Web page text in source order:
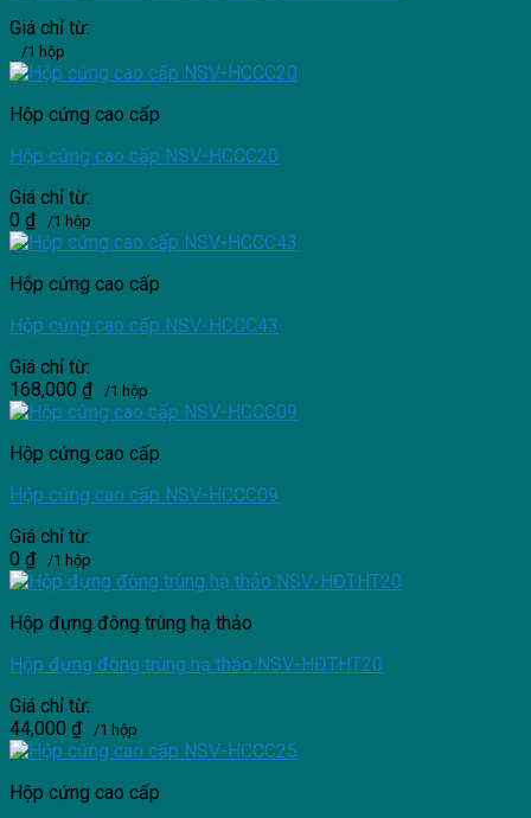
Giá chỉ từ:
/1 hộp
Hộp cứng cao cấp
Hộp cứng cao cấp NSV-HCCC20
Giá chỉ từ:
0 ₫ /1 hộp
Hộp cứng cao cấp
Hộp cứng cao cấp NSV-HCCC43
Giá chỉ từ:
168,000 ₫ /1 hộp
Hộp cứng cao cấp
Hộp cứng cao cấp NSV-HCCC09
Giá chỉ từ:
0 ₫ /1 hộp
Hộp đựng đông trùng hạ thảo
Hộp đựng đông trùng hạ thảo NSV-HĐTHT20
Giá chỉ từ:
44,000 ₫ /1 hộp
Hộp cứng cao cấp